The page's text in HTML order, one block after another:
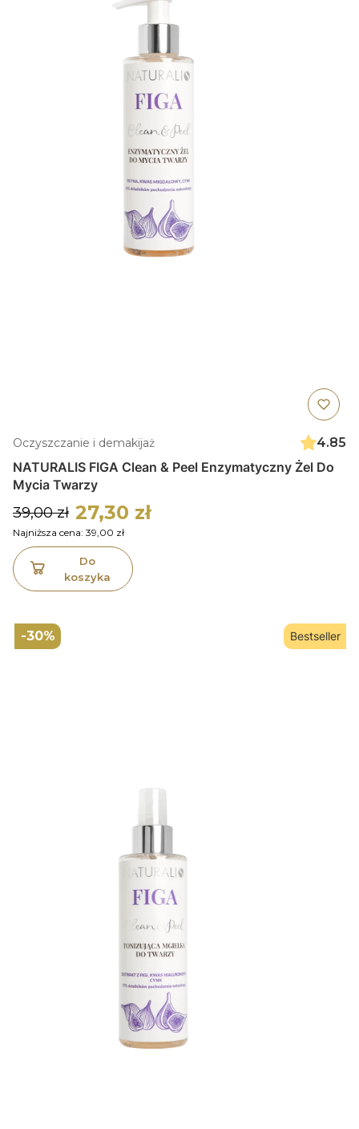
Oczyszczanie i demakijaż 4.85
NATURALIS FIGA Clean & Peel Enzymatyczny Żel Do
Mycia Twarzy
39,00 zł 27,30 zł
Najniższa cena: 39,00 zł
Do
koszyka
-30% Bestseller